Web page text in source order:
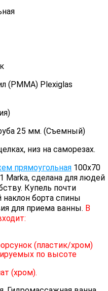
(PMMA) Plexiglas
25 мм. (Съемный)
низ на саморезах.
прямоугольная 100х70
Marka, сделана для людей
Купель почти
борта спины
для приема ванны. В
(пластик/хром)
по высоте
(хром).